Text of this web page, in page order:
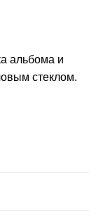
альбома и
стеклом.